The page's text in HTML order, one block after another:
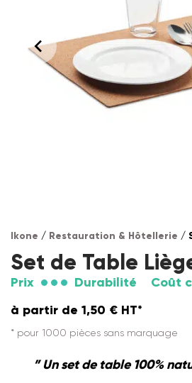
Ikone / Restauration & Hôtellerie /
Set de Table
Prix Durabilité
Coût
à partir de 1,50 € HT*
* pour 1000 pièces sans marquage
” Un set de table 100%